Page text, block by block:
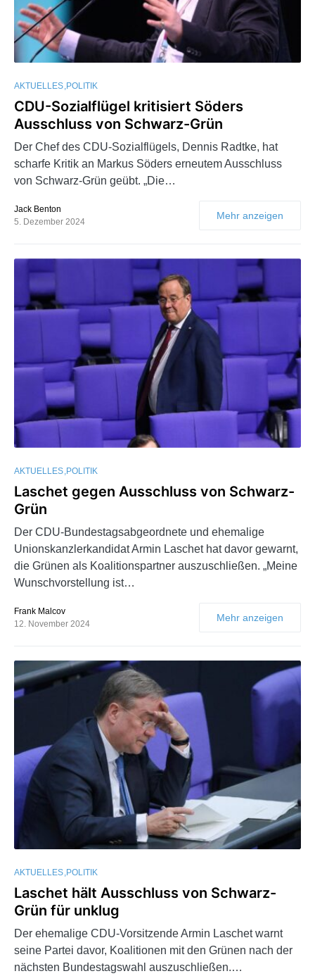
AKTUELLES POLITIK
CDU-Sozialflügel kritisiert Söders
Ausschluss von Schwarz-Grün
Der Chef des CDU-Sozialflügels, Dennis Radtke, hat
scharfe Kritik an Markus Söders erneutem Ausschluss
von Schwarz-Grün geübt. „Die…
Jack Benton
5. Dezember 2024
Mehr anzeigen
AKTUELLES POLITIK
Laschet gegen Ausschluss von Schwarz-
Grün
Der CDU-Bundestagsabgeordnete und ehemalige
Unionskanzlerkandidat Armin Laschet hat davor gewarnt,
die Grünen als Koalitionspartner auszuschließen. „Meine
Wunschvorstellung ist…
Frank Malcov
12. November 2024
Mehr anzeigen
AKTUELLES POLITIK
Laschet hält Ausschluss von Schwarz-
Grün für unklug
Der ehemalige CDU-Vorsitzende Armin Laschet warnt
seine Partei davor, Koalitionen mit den Grünen nach der
nächsten Bundestagswahl auszuschließen.…